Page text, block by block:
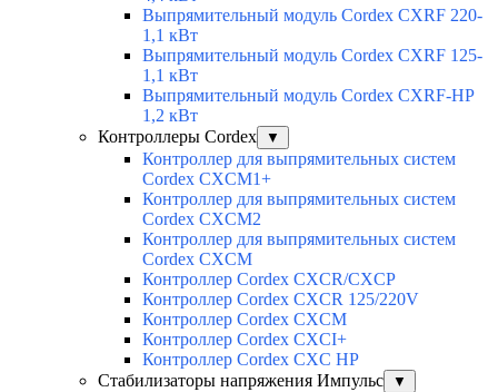
Выпрямительный модуль Cordex CXRF 220-
1,1 кВт
Выпрямительный модуль Cordex CXRF 125-
1,1 кВт
Выпрямительный модуль Cordex CXRF-HP
1,2 кВт
Контроллеры Cordex
▼
Контроллер для выпрямительных систем
Cordex CXCM1+
Контроллер для выпрямительных систем
Cordex CXCM2
Контроллер для выпрямительных систем
Cordex CXCM
Контроллер Cordex CXCR/CXCP
Контроллер Cordex CXCR 125/220V
Контроллер Cordex CXCM
Контроллер Cordex CXCI+
Контроллер Cordex CXC HP
Стабилизаторы напряжения Импульс
▼